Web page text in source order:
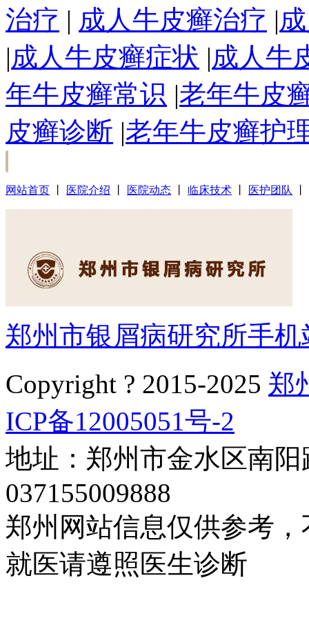
治疗 | 成人牛皮癣治疗 |
|成人牛皮癣症状 |成人牛
年牛皮癣常识 |老年牛皮
皮癣诊断 |老年牛皮癣护
网站首页 医院介绍 医院动态 临床技术 医护团队
郑州市银屑病研究所手机
Copyright ? 2015-2025 郑
ICP备12005051号-2
地址：郑州市金水区南
037155009888
郑州网站信息仅供参考
就医请遵照医生诊断